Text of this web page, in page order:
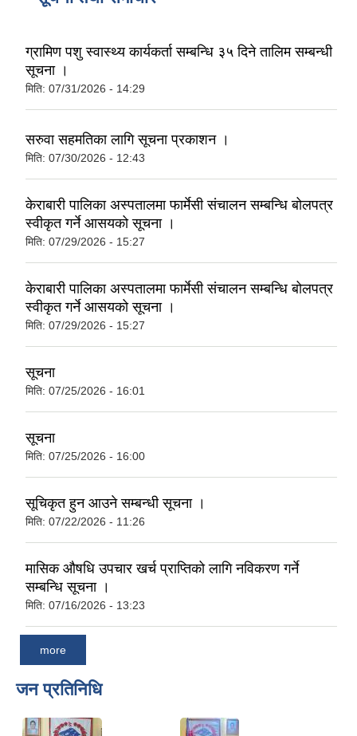
ग्रामिण पशु स्वास्थ्य कार्यकर्ता सम्बन्धि ३५ दिने तालिम सम्बन्धी
सूचना ।
मिति: 07/31/2026 - 14:29
सरुवा सहमतिका लागि सूचना प्रकाशन ।
मिति: 07/30/2026 - 12:43
केराबारी पालिका अस्पतालमा फार्मेसी संचालन सम्बन्धि बोलपत्र
स्वीकृत गर्ने आसयको सूचना ।
मिति: 07/29/2026 - 15:27
केराबारी पालिका अस्पतालमा फार्मेसी संचालन सम्बन्धि बोलपत्र
स्वीकृत गर्ने आसयको सूचना ।
मिति: 07/29/2026 - 15:27
सूचना
मिति: 07/25/2026 - 16:01
सूचना
मिति: 07/25/2026 - 16:00
सूचिकृत हुन आउने सम्बन्धी सूचना ।
मिति: 07/22/2026 - 11:26
मासिक औषधि उपचार खर्च प्राप्तिको लागि नविकरण गर्ने
सम्बन्धि सूचना ।
मिति: 07/16/2026 - 13:23
more
जन प्रतिनिधि